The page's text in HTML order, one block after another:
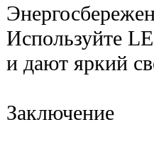
Используйте
и дают яркий
Заключение